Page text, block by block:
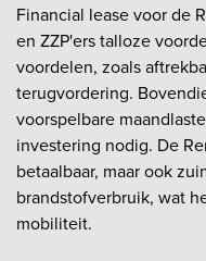
Financial lease voor de
en ZZP'ers talloze
voordelen, zoals
terugvordering.
voorspelbare
investering nodig. De
betaalbaar, maar ook
brandstofverbruik, wat
mobiliteit.